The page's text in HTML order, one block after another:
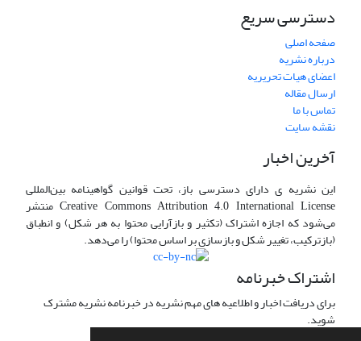
دسترسی سریع
صفحه اصلی
درباره نشریه
اعضای هیات تحریریه
ارسال مقاله
تماس با ما
نقشه سایت
آخرین اخبار
این نشریه ی دارای دسترسی باز، تحت قوانین گواهینامه بین‌المللی
Creative Commons Attribution 4.0 International License منتشر
می‌شود که اجازه اشتراک (تکثیر و بازآرایی محتوا به هر شکل) و انطباق
(بازترکیب، تغییر شکل و بازسازی بر اساس محتوا) را می‌دهد.
اشتراک خبرنامه
برای دریافت اخبار و اطلاعیه های مهم نشریه در خبرنامه نشریه مشترک
شوید.